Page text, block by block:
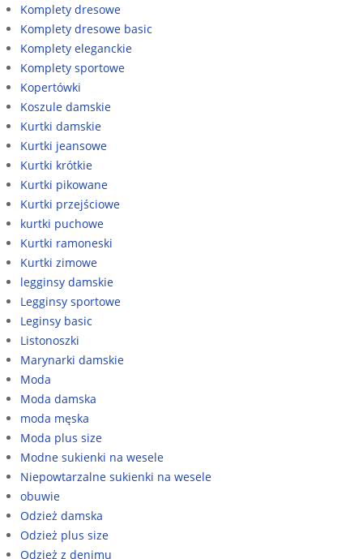
Komplety dresowe
Komplety dresowe basic
Komplety eleganckie
Komplety sportowe
Kopertówki
Koszule damskie
Kurtki damskie
Kurtki jeansowe
Kurtki krótkie
Kurtki pikowane
Kurtki przejściowe
kurtki puchowe
Kurtki ramoneski
Kurtki zimowe
legginsy damskie
Legginsy sportowe
Leginsy basic
Listonoszki
Marynarki damskie
Moda
Moda damska
moda męska
Moda plus size
Modne sukienki na wesele
Niepowtarzalne sukienki na wesele
obuwie
Odzież damska
Odzież plus size
Odzież z denimu